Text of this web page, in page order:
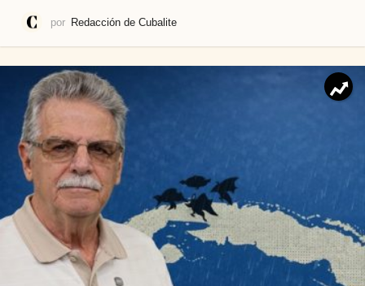
por Redacción de Cubalite